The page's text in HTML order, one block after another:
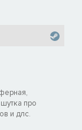
про
и длс.